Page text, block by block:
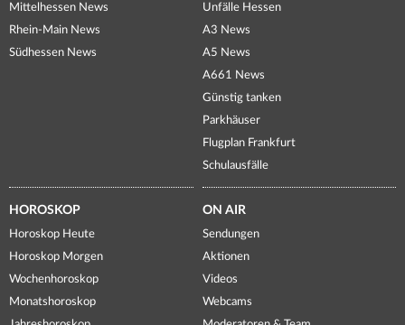
Mittelhessen News
Rhein-Main News
Südhessen News
Unfälle Hessen
A3 News
A5 News
A661 News
Günstig tanken
Parkhäuser
Flugplan Frankfurt
Schulausfälle
HOROSKOP
Horoskop Heute
Horoskop Morgen
Wochenhoroskop
Monatshoroskop
ON AIR
Sendungen
Aktionen
Videos
Webcams